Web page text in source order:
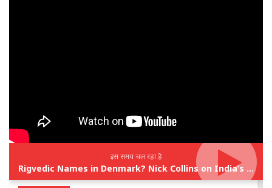
इस समय चल रहा है
Rigvedic Names in Denmark? Nick Collins on India’s Forgotten Links With Europe